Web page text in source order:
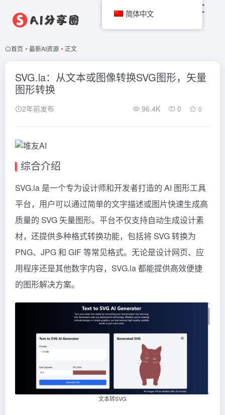
首页 • 最新AI资源 • 正文
SVG.la：从文本或图像转换SVG图形，矢量
图形转换
2年前发布 96.4K 0 0
综合介绍
SVG.la 是一个专为设计师和开发者打造的 AI 图形工具
平台，用户可以通过简单的文字描述或图片快速生成高
质量的 SVG 矢量图形。平台不仅支持自动生成设计素
材，还提供多种格式转换功能，包括将 SVG 转换为
PNG、JPG 和 GIF 等常见格式。无论是设计网页、应
用程序还是其他数字内容，SVG.la 都能提供高效便捷
的图形解决方案。
文本转SVG
简体中文